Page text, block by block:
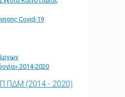
Covid-19
2014-2020
ΠΔΜ (2014 - 2020)